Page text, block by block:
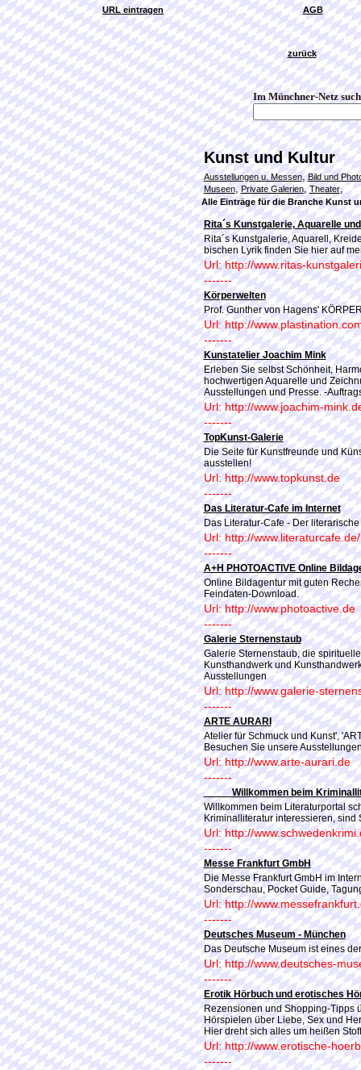
URL eintragen AGB
zurück
Im Münchner-Netz
Kunst und Kultur
Ausstellungen u. Messen, Bild und
Museen, Private Galerien, Theater,
Alle Einträge für die Branche Kunst
Rita´s Kunstgalerie, Aquarelle
Rita´s Kunstgalerie, Aquarell,
bischen Lyrik finden Sie hier auf
Url: http://www.ritas-
-------
Körperwelten
Prof. Gunther von Hagens'
Url: http://
-------
Kunstatelier Joachim Mink
Erleben Sie selbst Schönheit,
hochwertigen Aquarelle und
Ausstellungen und Presse. -
Url: http://www.joachim-
-------
TopKunst-Galerie
Die Seite für Kunstfreunde und
ausstellen!
Url: http://www.topkunst.de
-------
Das Literatur-Cafe im Internet
Das Literatur-Cafe - Der
Url: http://www.literaturcafe.de/
-------
A+H PHOTOACTIVE Online
Online Bildagentur mit guten
Feindaten-Download.
Url: http://www.photoactive.de
-------
Galerie Sternenstaub
Galerie Sternenstaub, die
Kunsthandwerk und
Ausstellungen
Url: http://www.galerie-
-------
ARTE AURARI
Atelier für Schmuck und Kunst',
Besuchen Sie unsere
Url: http://www.arte-aurari.de
-------
_____Willkommen beim
Willkommen beim Literaturportal
Kriminalliteratur interessieren, sind
Url: http://
-------
Messe Frankfurt GmbH
Die Messe Frankfurt GmbH im
Sonderschau, Pocket Guide,
Url: http://
-------
Deutsches Museum - München
Das Deutsche Museum ist eines
Url: http://www.deutsches-
-------
Erotik Hörbuch und erotisches
Rezensionen und Shopping-Tipps
Hörspielen über Liebe, Sex und
Hier dreht sich alles um heißen
Url: http://www.erotische-
-------